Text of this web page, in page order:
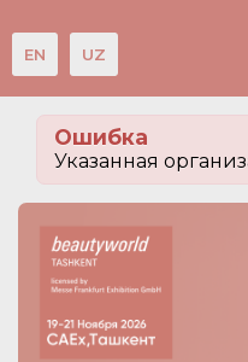
EN UZ
Ошибка
Указанная
Организации
О сервисе
Посетителям
Организаторам